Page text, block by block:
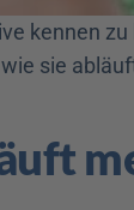
kennen
sie